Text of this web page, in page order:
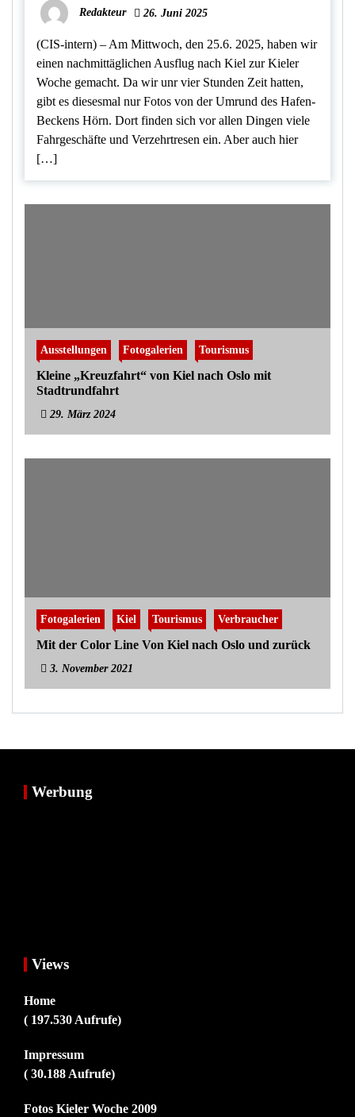
Redakteur 26. Juni 2025
(CIS-intern) – Am Mittwoch, den 25.6. 2025, haben wir
einen nachmittäglichen Ausflug nach Kiel zur Kieler
Woche gemacht. Da wir unr vier Stunden Zeit hatten,
gibt es diesesmal nur Fotos von der Umrund des Hafen-
Beckens Hörn. Dort finden sich vor allen Dingen viele
Fahrgeschäfte und Verzehrtresen ein. Aber auch hier
[…]
Ausstellungen Fotogalerien Tourismus
Kleine „Kreuzfahrt“ von Kiel nach Oslo mit
Stadtrundfahrt
29. März 2024
Fotogalerien Kiel Tourismus Verbraucher
Mit der Color Line Von Kiel nach Oslo und zurück
3. November 2021
Werbung
Views
Home
( 197.530 Aufrufe)
Impressum
( 30.188 Aufrufe)
Fotos Kieler Woche 2009